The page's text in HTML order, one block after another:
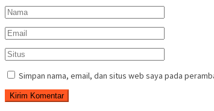
Simpan nama, email, dan situs web saya pada